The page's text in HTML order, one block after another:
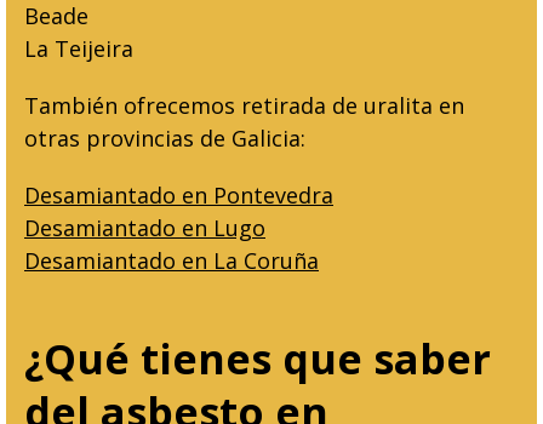
Beade
La Teijeira
También ofrecemos retirada de uralita en
otras provincias de Galicia:
Desamiantado en Pontevedra
Desamiantado en Lugo
Desamiantado en La Coruña
¿Qué tienes que saber
del asbesto en